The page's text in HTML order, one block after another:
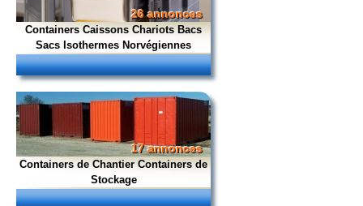
26 annonces
Containers Caissons Chariots Bacs
Sacs Isothermes Norvégiennes
17 annonces
Containers de Chantier Containers de
Stockage